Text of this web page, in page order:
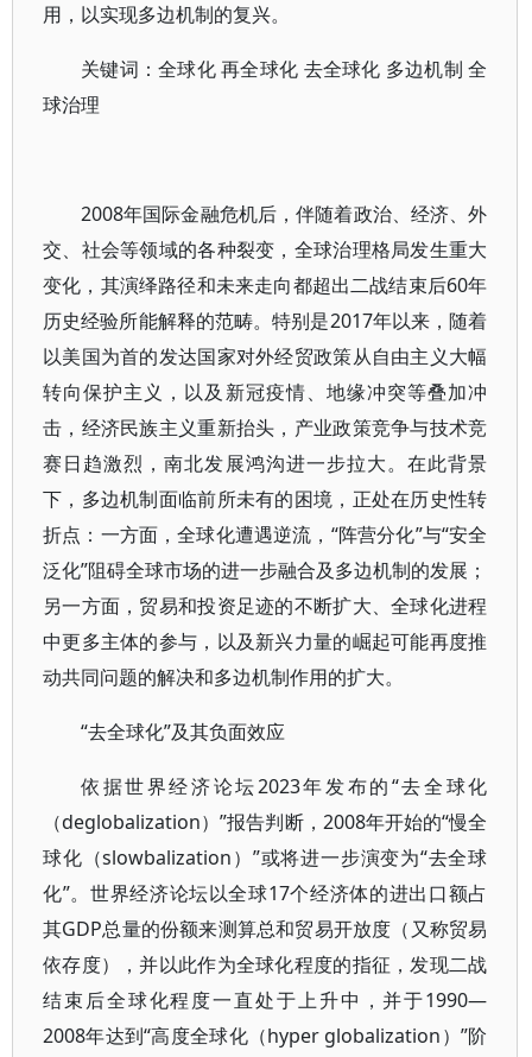
用，以实现多边机制的复兴。
关键词：全球化 再全球化 去全球化 多边机制 全
球治理
2008年国际金融危机后，伴随着政治、经济、外
交、社会等领域的各种裂变，全球治理格局发生重大
变化，其演绎路径和未来走向都超出二战结束后60年
历史经验所能解释的范畴。特别是2017年以来，随着
以美国为首的发达国家对外经贸政策从自由主义大幅
转向保护主义，以及新冠疫情、地缘冲突等叠加冲
击，经济民族主义重新抬头，产业政策竞争与技术竞
赛日趋激烈，南北发展鸿沟进一步拉大。在此背景
下，多边机制面临前所未有的困境，正处在历史性转
折点：一方面，全球化遭遇逆流，“阵营分化”与“安全
泛化”阻碍全球市场的进一步融合及多边机制的发展；
另一方面，贸易和投资足迹的不断扩大、全球化进程
中更多主体的参与，以及新兴力量的崛起可能再度推
动共同问题的解决和多边机制作用的扩大。
“去全球化”及其负面效应
依据世界经济论坛2023年发布的“去全球化
（deglobalization）”报告判断，2008年开始的“慢全
球化（slowbalization）”或将进一步演变为“去全球
化”。世界经济论坛以全球17个经济体的进出口额占
其GDP总量的份额来测算总和贸易开放度（又称贸易
依存度），并以此作为全球化程度的指征，发现二战
结束后全球化程度一直处于上升中，并于1990—
2008年达到“高度全球化（hyper globalization）”阶